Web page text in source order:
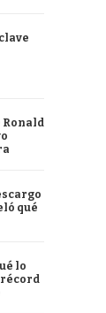
Ronald
qué
lo
récord